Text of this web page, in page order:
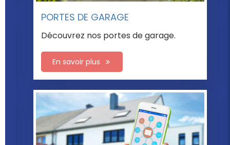
MOUSTIQUAIRE